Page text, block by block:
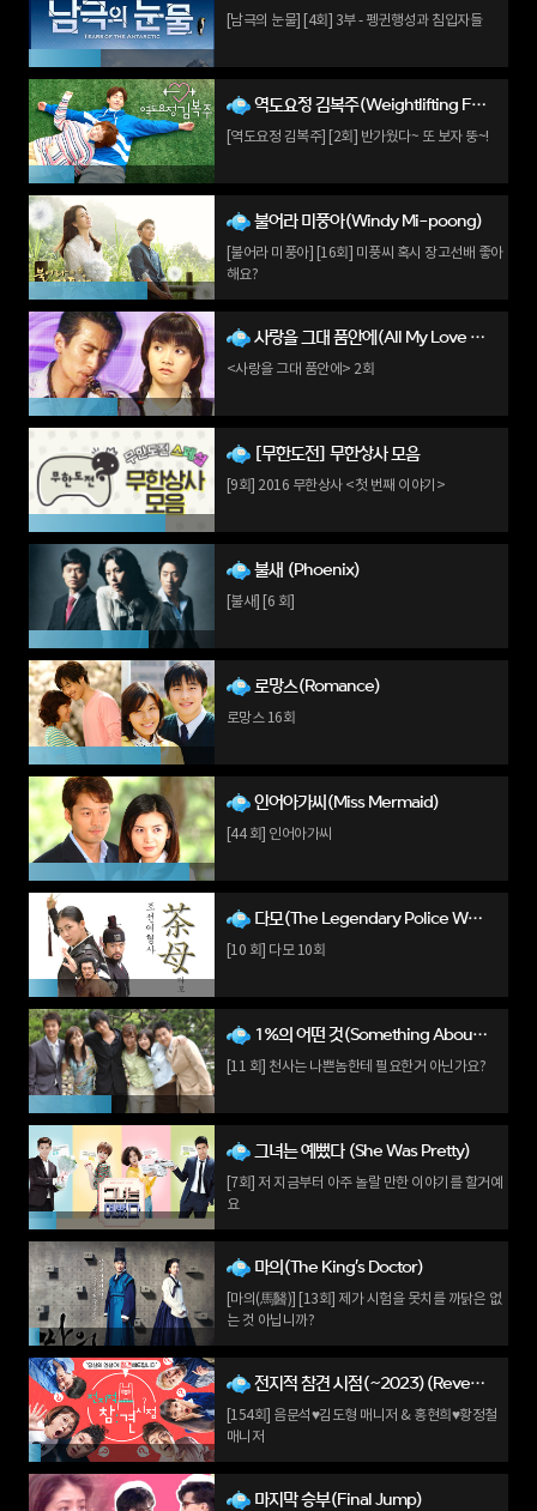
[남극의 눈물] [4회] 3부 - 펭귄행성과 침입자들
역도요정 김복주(Weightlifting Fairy, Kim Bok-joo)
[역도요정 김복주] [2회] 반가웠다~ 또 보자 뚱~!
불어라 미풍아(Windy Mi-poong)
[불어라 미풍아] [16회] 미풍씨 혹시 장고선배 좋아
해요?
사랑을 그대 품안에(All My Love For You)
<사랑을 그대 품안에> 2회
[무한도전] 무한상사 모음
[9회] 2016 무한상사 <첫 번째 이야기>
불새 (Phoenix)
[불새] [6 회]
로망스(Romance)
로망스 16회
인어아가씨(Miss Mermaid)
[44 회] 인어아가씨
다모(The Legendary Police Woman)
[10 회] 다모 10회
1%의 어떤 것(Something About 1%)
[11 회] 천사는 나쁜놈한테 필요한거 아닌가요?
그녀는 예뻤다 (She Was Pretty)
[7회] 저 지금부터 아주 놀랄 만한 이야기를 할거예
요
마의(The King's Doctor)
[마의(馬醫)] [13회] 제가 시험을 못치를 까닭은 없
는 것 아닙니까?
전지적 참견 시점(~2023)(Reveal My Star's Life: The Manager)
[154회] 음문석♥김도형 매니저 & 홍현희♥황정철
매니저
마지막 승부(Final Jump)